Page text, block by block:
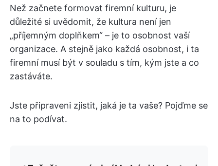
Než začnete formovat firemní kulturu, je
důležité si uvědomit, že kultura není jen
„příjemným doplňkem“ – je to osobnost vaší
organizace. A stejně jako každá osobnost, i ta
firemní musí být v souladu s tím, kým jste a co
zastáváte.
Jste připraveni zjistit, jaká je ta vaše? Pojďme se
na to podívat.